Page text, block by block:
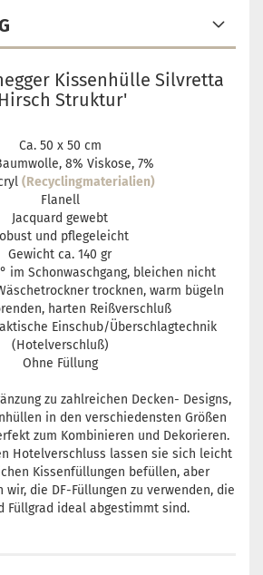
Kissenhülle Silvretta
Struktur'
Ca. 50 x 50 cm
8% Viskose, 7%
(Recyclingmaterialien)
Flanell
Jacquard gewebt
und pflegeleicht
Gewicht ca. 140 gr
im Schonwaschgang, bleichen nicht
trocknen, warm bügeln
harten Reißverschluß
Einschub/Überschlagtechnik
(Hotelverschluß)
Ohne Füllung
zu zahlreichen Decken- Designs,
in den verschiedensten Größen
zum Kombinieren und Dekorieren.
Hotelverschluss lassen sie sich leicht
Kissenfüllungen befüllen, aber
die DF-Füllungen zu verwenden, die
Füllgrad ideal abgestimmt sind.